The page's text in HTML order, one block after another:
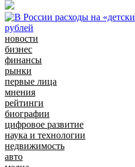
новости
бизнес
финансы
рынки
первые лица
мнения
рейтинги
биографии
цифровое развитие
наука и технологии
недвижимость
авто